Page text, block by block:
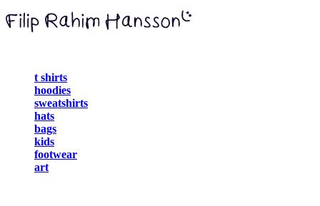
t shirts
hoodies
sweatshirts
hats
bags
kids
footwear
art